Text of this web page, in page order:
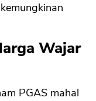
Wajar
PGAS mahal